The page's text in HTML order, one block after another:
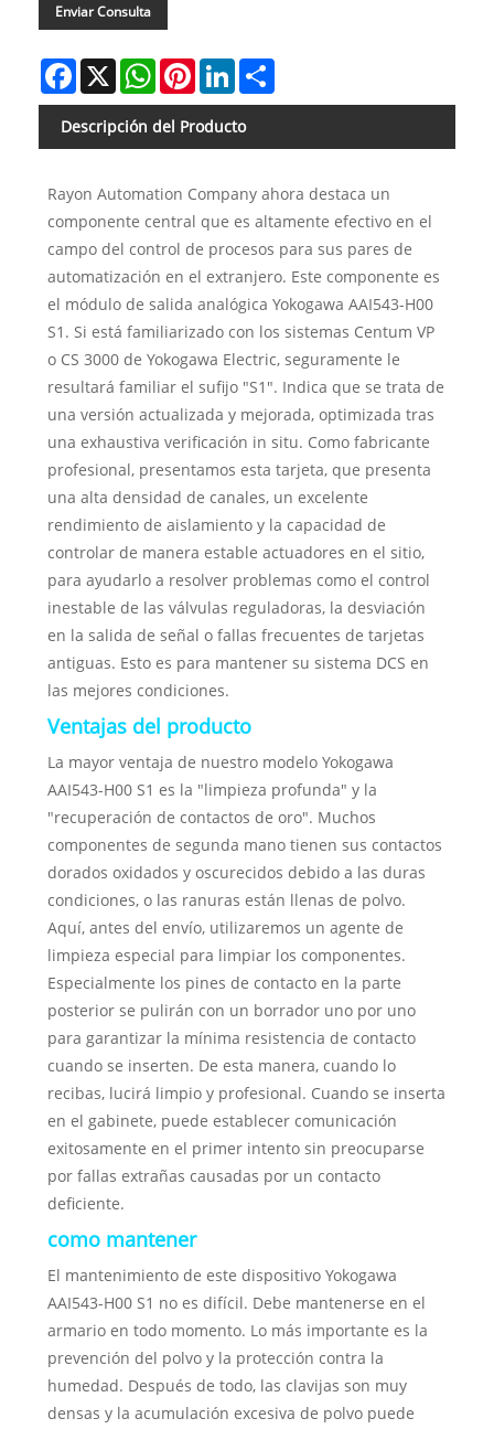
Enviar Consulta
Facebook
X WhatsAppPinterestLinkedIn
Descripción del Producto
Rayon Automation Company ahora destaca un
componente central que es altamente efectivo en el
campo del control de procesos para sus pares de
automatización en el extranjero. Este componente es
el módulo de salida analógica Yokogawa AAI543-H00
S1. Si está familiarizado con los sistemas Centum VP
o CS 3000 de Yokogawa Electric, seguramente le
resultará familiar el sufijo "S1". Indica que se trata de
una versión actualizada y mejorada, optimizada tras
una exhaustiva verificación in situ. Como fabricante
profesional, presentamos esta tarjeta, que presenta
una alta densidad de canales, un excelente
rendimiento de aislamiento y la capacidad de
controlar de manera estable actuadores en el sitio,
para ayudarlo a resolver problemas como el control
inestable de las válvulas reguladoras, la desviación
en la salida de señal o fallas frecuentes de tarjetas
antiguas. Esto es para mantener su sistema DCS en
las mejores condiciones.
Ventajas del producto
La mayor ventaja de nuestro modelo Yokogawa
AAI543-H00 S1 es la "limpieza profunda" y la
"recuperación de contactos de oro". Muchos
componentes de segunda mano tienen sus contactos
dorados oxidados y oscurecidos debido a las duras
condiciones, o las ranuras están llenas de polvo.
Aquí, antes del envío, utilizaremos un agente de
limpieza especial para limpiar los componentes.
Especialmente los pines de contacto en la parte
posterior se pulirán con un borrador uno por uno
para garantizar la mínima resistencia de contacto
cuando se inserten. De esta manera, cuando lo
recibas, lucirá limpio y profesional. Cuando se inserta
en el gabinete, puede establecer comunicación
exitosamente en el primer intento sin preocuparse
por fallas extrañas causadas por un contacto
deficiente.
como mantener
El mantenimiento de este dispositivo Yokogawa
AAI543-H00 S1 no es difícil. Debe mantenerse en el
armario en todo momento. Lo más importante es la
prevención del polvo y la protección contra la
humedad. Después de todo, las clavijas son muy
densas y la acumulación excesiva de polvo puede